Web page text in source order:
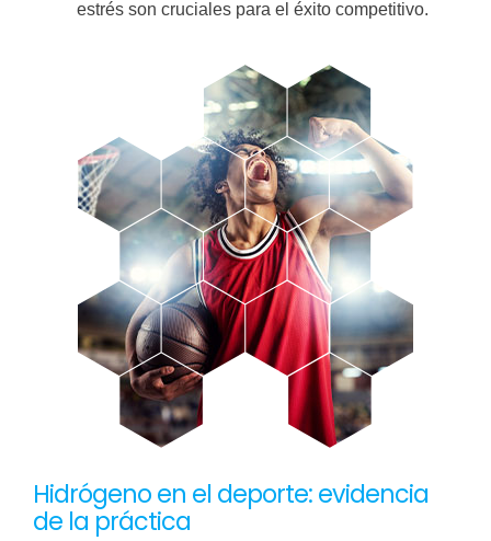
estrés son cruciales para el éxito competitivo.
Hidrógeno en el deporte: evidencia
de la práctica